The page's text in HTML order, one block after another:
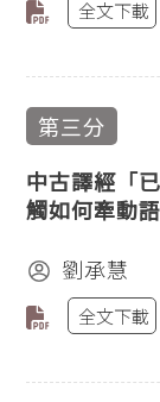
全文下載
第三分
中古譯經「
觸如何牽動
劉承慧
全文下載